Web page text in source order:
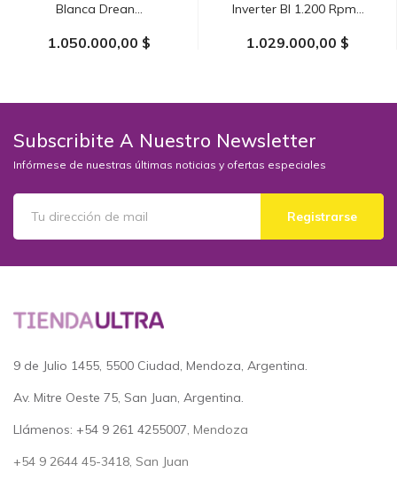
Blanca Drean...
1.050.000,00 $
Inverter Bl 1.200 Rpm...
1.029.000,00 $
Subscribite A Nuestro Newsletter
Infórmese de nuestras últimas noticias y ofertas especiales
Registrarse
9 de Julio 1455, 5500 Ciudad, Mendoza, Argentina.
Av. Mitre Oeste 75, San Juan, Argentina.
Llámenos: +54 9 261 4255007, Mendoza
+54 9 2644 45-3418, San Juan